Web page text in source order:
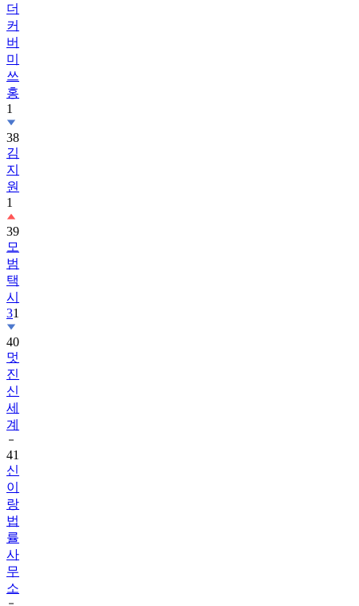
더
커
버
미
쓰
홍
1
38
김
지
원
1
39
모
범
택
시
31
40
멋
진
신
세
계
41
신
이
랑
법
률
사
무
소